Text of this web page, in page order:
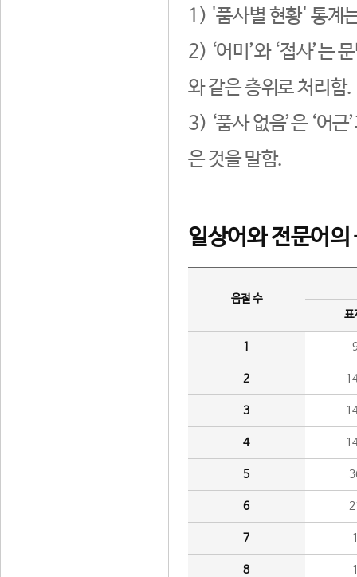
1) '품사별 현황' 통계
2) ‘어미’와 ‘접사’는
와 같은 층위로 처리함.
3) ‘품사 없음’은 ‘어
은 것을 말함.
일상어와 전문어의
음절 수
표
1
2
3
4
5
6
7
8